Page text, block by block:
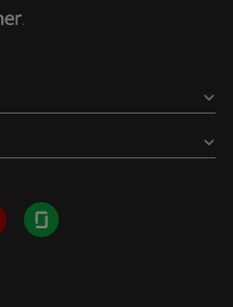
Glassdoor